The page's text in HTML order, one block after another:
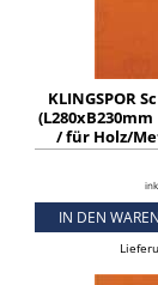
KLINGSPOR
/ für Holz/
Inhalt: 50
IN DEN